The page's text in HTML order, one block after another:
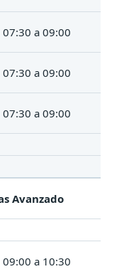
07:30 a 09:00
07:30 a 09:00
07:30 a 09:00
Avanzado
09:00 a 10:30